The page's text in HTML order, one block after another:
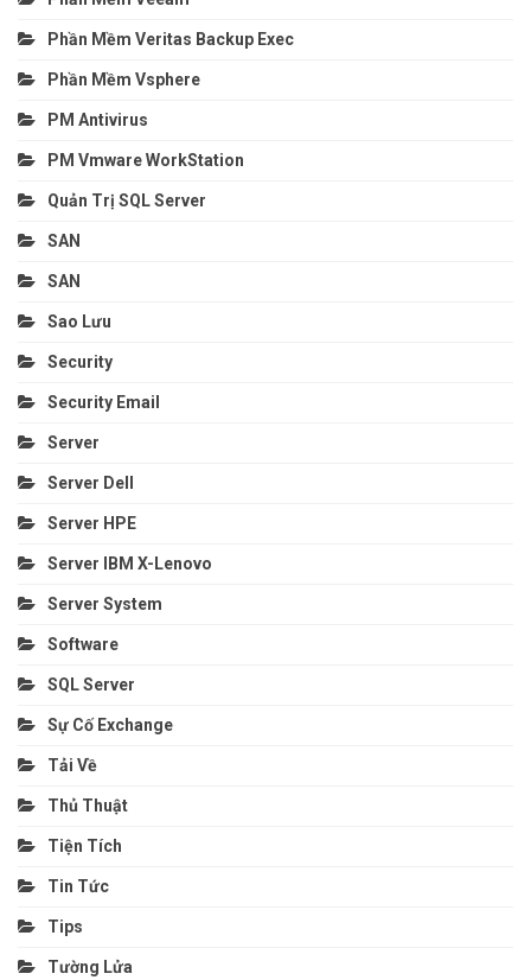
Phần Mềm Veritas Backup Exec
Phần Mềm Vsphere
PM Antivirus
PM Vmware WorkStation
Quản Trị SQL Server
SAN
SAN
Sao Lưu
Security
Security Email
Server
Server Dell
Server HPE
Server IBM X-Lenovo
Server System
Software
SQL Server
Sự Cố Exchange
Tải Về
Thủ Thuật
Tiện Tích
Tin Tức
Tips
Tường Lửa